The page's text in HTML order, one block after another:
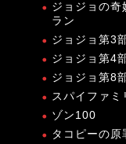
ジョジョの
ラン
ジョジョ第3
ジョジョ第4
ジョジョ第8
スパイファミ
ゾン100
タコピーの原